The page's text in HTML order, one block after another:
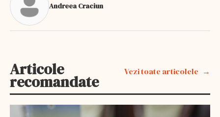
Andreea Craciun
Articole
recomandate
Vezi toate articolele